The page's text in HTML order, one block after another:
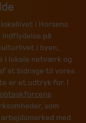
i Horsens
indflydelse på
i byen,
i lokale netværk og
at bidrage til vores
er et udtryk for. I
som
med